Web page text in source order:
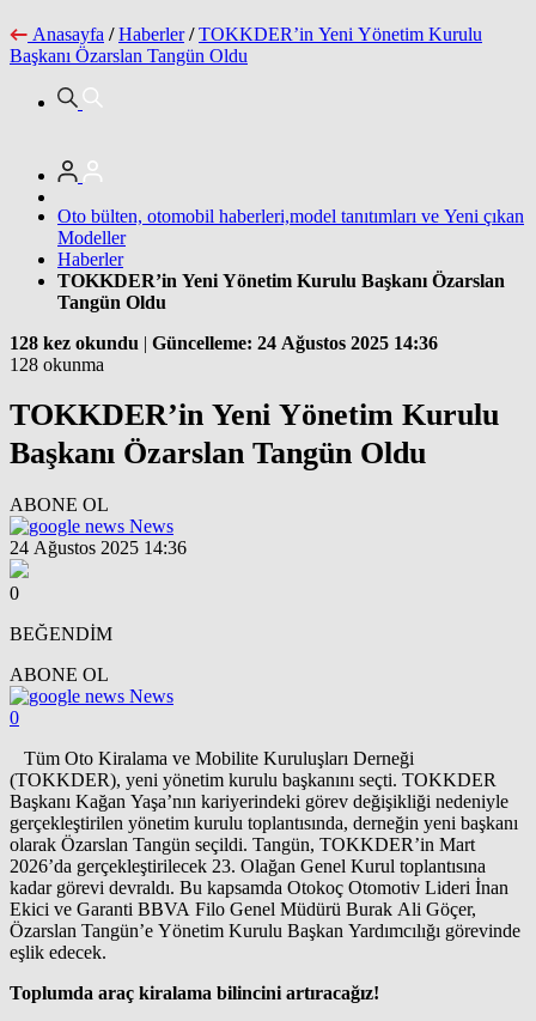
Anasayfa / Haberler / TOKKDER’in Yeni Yönetim Kurulu
Başkanı Özarslan Tangün Oldu
Oto bülten, otomobil haberleri,model tanıtımları ve Yeni çıkan
Modeller
Haberler
TOKKDER’in Yeni Yönetim Kurulu Başkanı Özarslan
Tangün Oldu
128 kez okundu | Güncelleme: 24 Ağustos 2025 14:36
128 okunma
TOKKDER’in Yeni Yönetim Kurulu
Başkanı Özarslan Tangün Oldu
ABONE OL
News
24 Ağustos 2025 14:36
0
BEĞENDİM
ABONE OL
News
0
Tüm Oto Kiralama ve Mobilite Kuruluşları Derneği
(TOKKDER), yeni yönetim kurulu başkanını seçti. TOKKDER
Başkanı Kağan Yaşa’nın kariyerindeki görev değişikliği nedeniyle
gerçekleştirilen yönetim kurulu toplantısında, derneğin yeni başkanı
olarak Özarslan Tangün seçildi. Tangün, TOKKDER’in Mart
2026’da gerçekleştirilecek 23. Olağan Genel Kurul toplantısına
kadar görevi devraldı. Bu kapsamda Otokoç Otomotiv Lideri İnan
Ekici ve Garanti BBVA Filo Genel Müdürü Burak Ali Göçer,
Özarslan Tangün’e Yönetim Kurulu Başkan Yardımcılığı görevinde
eşlik edecek.
Toplumda araç kiralama bilincini artıracağız!